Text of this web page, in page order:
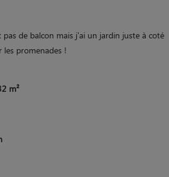
pas de balcon mais j'ai un jardin juste à coté
promenades !
m²